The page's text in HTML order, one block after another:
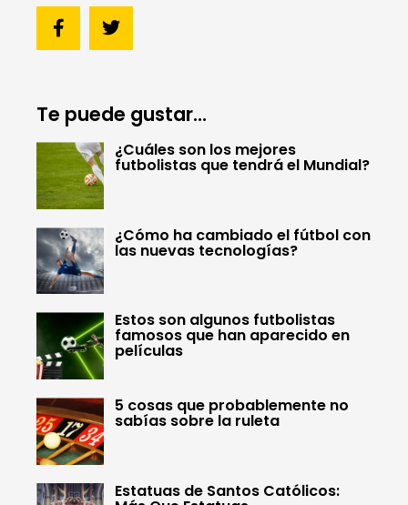
Te puede gustar...
¿Cuáles son los mejores
futbolistas que tendrá el Mundial?
¿Cómo ha cambiado el fútbol con
las nuevas tecnologías?
Estos son algunos futbolistas
famosos que han aparecido en
películas
5 cosas que probablemente no
sabías sobre la ruleta
Estatuas de Santos Católicos: